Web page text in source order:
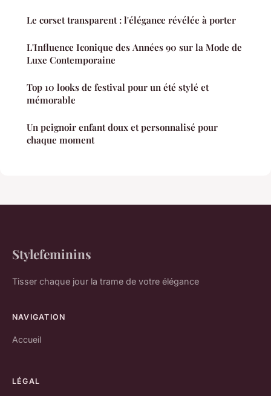
Le corset transparent : l'élégance révélée à porter
L'Influence Iconique des Années 90 sur la Mode de
Luxe Contemporaine
Top 10 looks de festival pour un été stylé et
mémorable
Un peignoir enfant doux et personnalisé pour
chaque moment
Stylefeminins
Tisser chaque jour la trame de votre élégance
NAVIGATION
Accueil
LÉGAL